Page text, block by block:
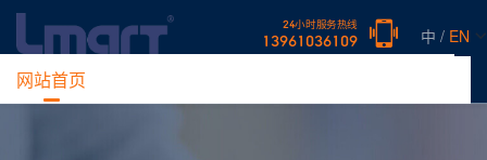
中 / EN
24小时服务热线
13961036109
网站首页